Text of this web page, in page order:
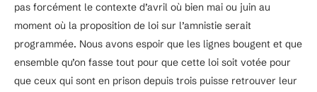
pas forcément le contexte d’avril où bien mai ou juin au
moment où la proposition de loi sur l’amnistie serait
programmée. Nous avons espoir que les lignes bougent et que
ensemble qu’on fasse tout pour que cette loi soit votée pour
que ceux qui sont en prison depuis trois puisse retrouver leur